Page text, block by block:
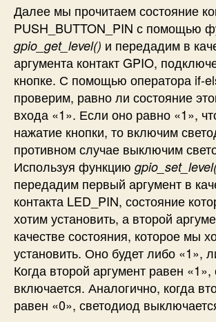
Далее мы прочитаем состояние
PUSH_BUTTON_PIN с помощью
gpio_get_level() и передадим в
аргумента контакт GPIO,
кнопке. С помощью оператора if-
проверим, равно ли состояние
входа «1». Если оно равно «1»,
нажатие кнопки, то включим
противном случае выключим
Используя функцию
передадим первый аргумент в
контакта LED_PIN, состояние
хотим установить, а второй
качестве состояния, которое мы
установить. Оно будет либо «1»,
Когда второй аргумент равен «1»,
включается. Аналогично, когда
равен «0», светодиод